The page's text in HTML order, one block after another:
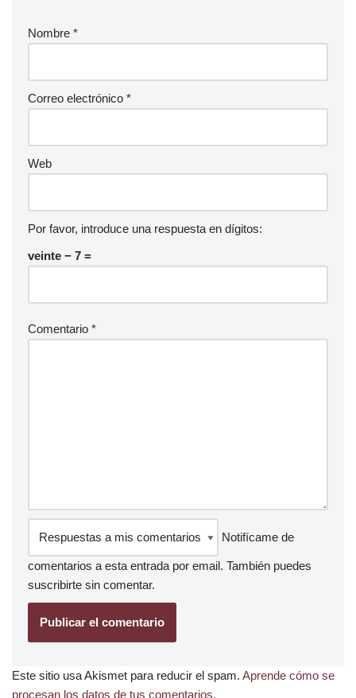
Nombre *
Correo electrónico *
Web
Por favor, introduce una respuesta en dígitos:
veinte − 7 =
Comentario *
Notifícame de
comentarios a esta entrada por email. También puedes
suscribirte sin comentar.
Este sitio usa Akismet para reducir el spam. Aprende cómo se
procesan los datos de tus comentarios.